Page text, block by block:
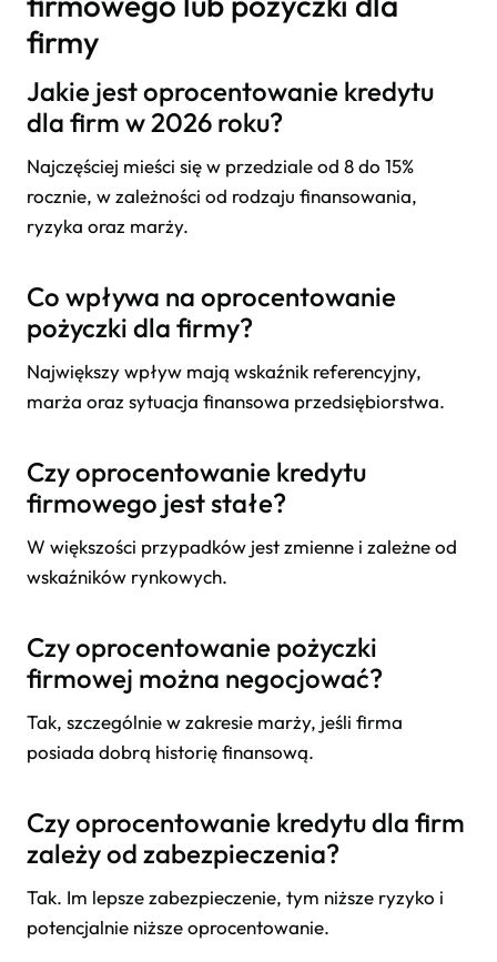
firmy
Jakie jest oprocentowanie kredytu
dla firm w 2026 roku?
Najczęściej mieści się w przedziale od 8 do 15%
rocznie, w zależności od rodzaju finansowania,
ryzyka oraz marży.
Co wpływa na oprocentowanie
pożyczki dla firmy?
Największy wpływ mają wskaźnik referencyjny,
marża oraz sytuacja finansowa przedsiębiorstwa.
Czy oprocentowanie kredytu
firmowego jest stałe?
W większości przypadków jest zmienne i zależne od
wskaźników rynkowych.
Czy oprocentowanie pożyczki
firmowej można negocjować?
Tak, szczególnie w zakresie marży, jeśli firma
posiada dobrą historię finansową.
Czy oprocentowanie kredytu dla firm
zależy od zabezpieczenia?
Tak. Im lepsze zabezpieczenie, tym niższe ryzyko i
potencjalnie niższe oprocentowanie.